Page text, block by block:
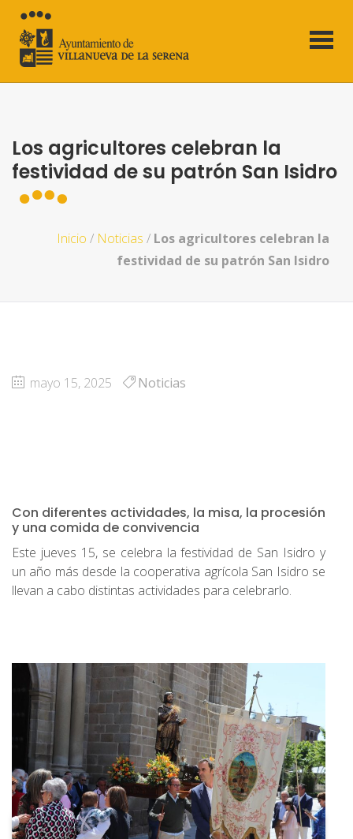
Los agricultores celebran la
festividad de su patrón San Isidro
Inicio / Noticias / Los agricultores celebran la
festividad de su patrón San Isidro
mayo 15, 2025 Noticias
Con diferentes actividades, la misa, la procesión
y una comida de convivencia
Este jueves 15, se celebra la festividad de San Isidro y
un año más desde la cooperativa agrícola San Isidro se
llevan a cabo distintas actividades para celebrarlo.